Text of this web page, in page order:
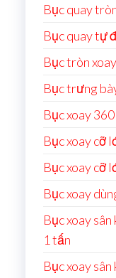
Bục quay
Bục quay tự
Bục tròn
Bục trưng
Bục xoay
Bục xoay cỡ
Bục xoay cỡ
Bục xoay
Bục xoay
1 tấn
Bục xoay